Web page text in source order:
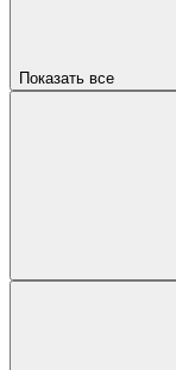
Показать все